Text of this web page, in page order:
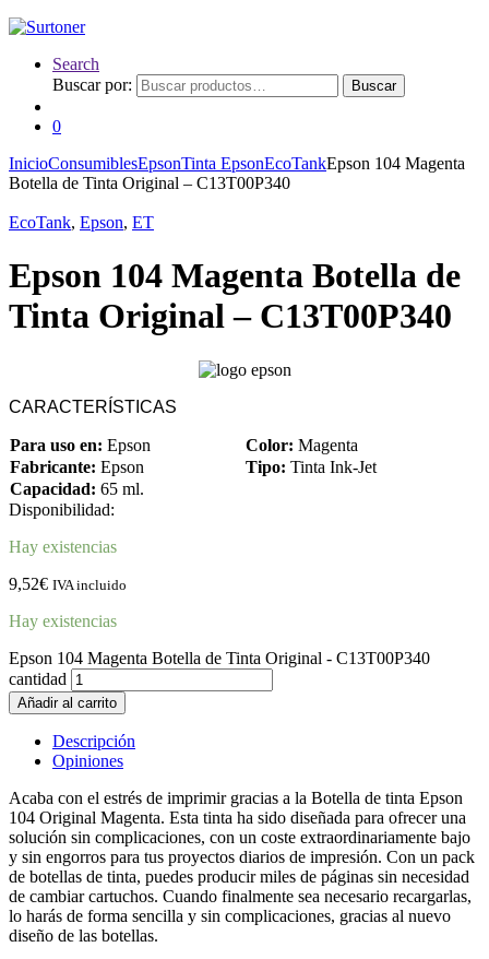
Search
Buscar por:
Buscar
0
InicioConsumiblesEpsonTinta EpsonEcoTankEpson 104 Magenta
Botella de Tinta Original – C13T00P340
EcoTank, Epson, ET
Epson 104 Magenta Botella de
Tinta Original – C13T00P340
CARACTERÍSTICAS
Para uso en: Epson Color: Magenta
Fabricante: Epson Tipo: Tinta Ink-Jet
Capacidad: 65 ml.
Disponibilidad:
Hay existencias
9,52€ IVA incluido
Hay existencias
Epson 104 Magenta Botella de Tinta Original - C13T00P340
cantidad
Añadir al carrito
Descripción
Opiniones
Acaba con el estrés de imprimir gracias a la Botella de tinta Epson
104 Original Magenta. Esta tinta ha sido diseñada para ofrecer una
solución sin complicaciones, con un coste extraordinariamente bajo
y sin engorros para tus proyectos diarios de impresión. Con un pack
de botellas de tinta, puedes producir miles de páginas sin necesidad
de cambiar cartuchos. Cuando finalmente sea necesario recargarlas,
lo harás de forma sencilla y sin complicaciones, gracias al nuevo
diseño de las botellas.